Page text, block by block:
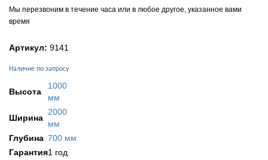
Мы перезвоним в течение часа или в любое другое, указанное вами
время
Артикул: 9141
Наличие по запросу
Высота
1000
мм
Ширина
2000
мм
Глубина 700 мм
Гарантия1 год